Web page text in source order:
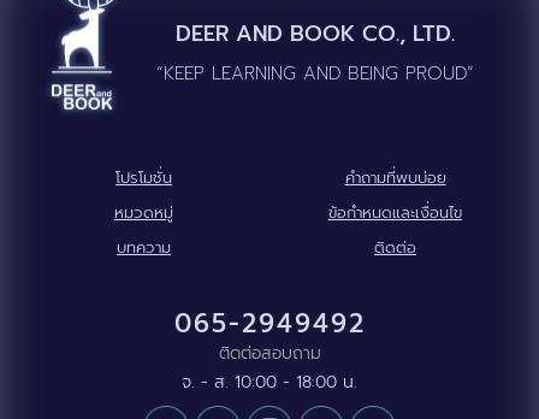
DEER AND BOOK CO., LTD.
“KEEP LEARNING AND BEING PROUD”
โปรโมชั่น
คำถามที่พบบ่อย
หมวดหมู่
ข้อกำหนดและเงื่อนไข
บทความ
ติดต่อ
065-2949492
ติดต่อสอบถาม
จ. - ส. 10:00 - 18:00 น.